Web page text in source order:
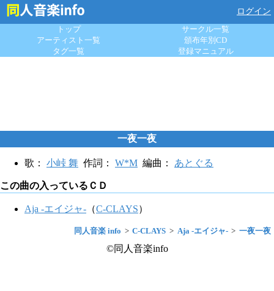
ログイン
トップ
サークル一覧
アーティスト一覧
頒布年別CD
タグ一覧
登録マニュアル
一夜一夜
歌： 小峠 舞 作詞： W*M 編曲： あとぐる
この曲の入っているＣＤ
Aja -エイジャ- （C-CLAYS）
同人音楽 info C-CLAYS Aja -エイジャ- 一夜一夜
©同人音楽info